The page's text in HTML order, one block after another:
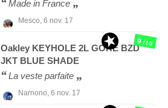
Made in France
Mesco, 6 nov. 17
Oakley KEYHOLE 2L GORE BZD
JKT BLUE SHADE
La veste parfaite
Narnono, 6 nov. 17
9/10